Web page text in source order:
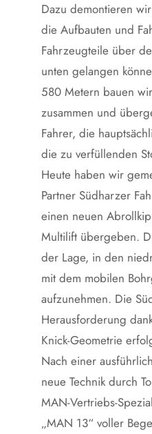
Dazu demontieren
die Aufbauten und
Fahrzeugteile über
unten gelangen
580 Metern bauen
zusammen und
Fahrer, die
die zu verfüllenden
Heute haben wir
Partner Südharzer
einen neuen
Multilift übergeben.
der Lage, in den
mit dem mobilen
aufzunehmen. Die
Herausforderung
Knick-Geometrie
Nach einer
neue Technik durch
MAN-Vertriebs-
„MAN 13“ voller